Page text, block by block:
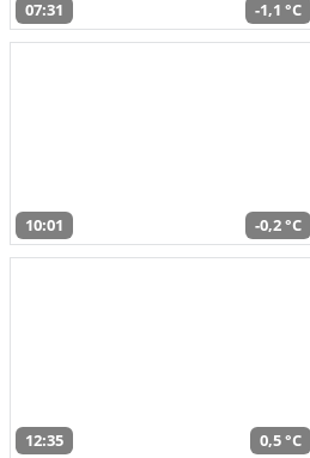
07:31 -1,1 °C
10:01 -0,2 °C
12:35 0,5 °C